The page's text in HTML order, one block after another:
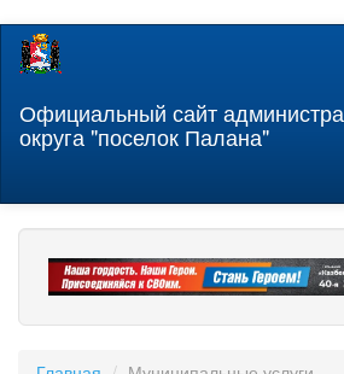
Перейти
содержанию
Официальный сайт
округа "поселок Палана"